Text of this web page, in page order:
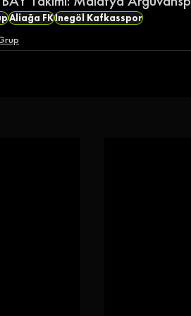
Aliağa FKİnegöl Kafkasspor